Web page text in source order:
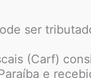
ser
(Carf)
e